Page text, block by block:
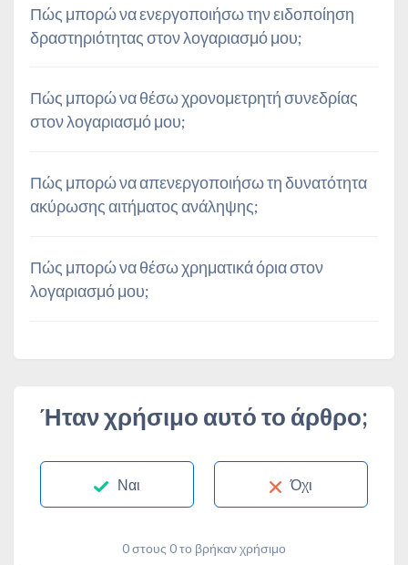
Πώς μπορώ να ενεργοποιήσω την ειδοποίηση
δραστηριότητας στον λογαριασμό μου;
Πώς μπορώ να θέσω χρονομετρητή συνεδρίας
στον λογαριασμό μου;
Πώς μπορώ να απενεργοποιήσω τη δυνατότητα
ακύρωσης αιτήματος ανάληψης;
Πώς μπορώ να θέσω χρηματικά όρια στον
λογαριασμό μου;
Ήταν χρήσιμο αυτό το άρθρο;
Ναι Όχι
0 στους 0 το βρήκαν χρήσιμο